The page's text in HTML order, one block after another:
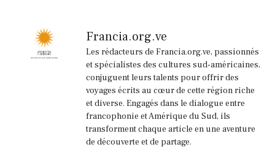
Francia.org.ve
Les rédacteurs de Francia.org.ve, passionnés
et spécialistes des cultures sud-américaines,
conjuguent leurs talents pour offrir des
voyages écrits au cœur de cette région riche
et diverse. Engagés dans le dialogue entre
francophonie et Amérique du Sud, ils
transforment chaque article en une aventure
de découverte et de partage.